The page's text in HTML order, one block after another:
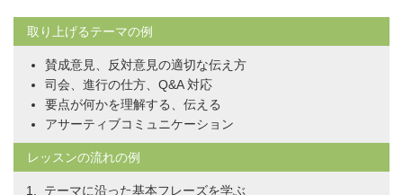
取り上げるテーマの例
賛成意見、反対意見の適切な伝え方
司会、進行の仕方、Q&A 対応
要点が何かを理解する、伝える
アサーティブコミュニケーション
レッスンの流れの例
テーマに沿った基本フレーズを学ぶ